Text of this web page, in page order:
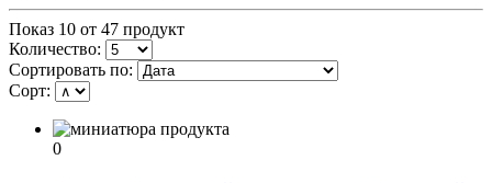
Показ 10 от 47 продукт
Количество:
Сортировать по:
Сорт:
0